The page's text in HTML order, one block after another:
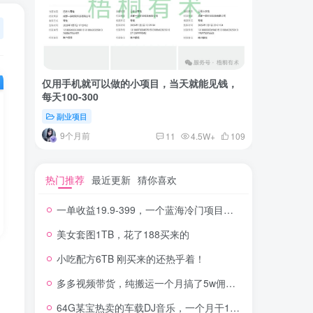
仅用手机就可以做的小项目，当天就能见钱，
每天100-300
副业项目
9个月前 11 4.5W+ 109
热门推荐 最近更新 猜你喜欢
一单收益19.9-399，一个蓝海冷门项目，在小红书上卖人事虚拟资料
美女套图1TB，花了188买来的
小吃配方6TB 刚买来的还热乎着！
多多视频带货，纯搬运一个月搞了5w佣金，小白也能操作
64G某宝热卖的车载DJ音乐，一个月干100W+利润